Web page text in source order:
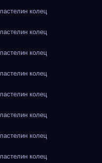
колец
колец
колец
колец
колец
колец
колец
колец